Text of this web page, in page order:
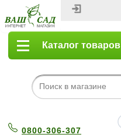
Каталог товаров
0800-306-307